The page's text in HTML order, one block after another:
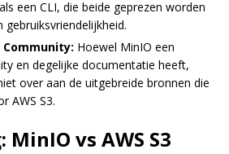
een CLI, die beide geprezen worden
Hoewel MinIO een
en degelijke documentatie heeft,
over aan de uitgebreide bronnen die
AWS S3.
vs AWS S3